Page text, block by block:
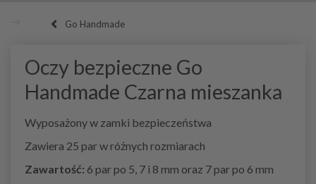
Go Handmade
Oczy bezpieczne Go
Handmade Czarna mieszanka
Wyposażony w zamki bezpieczeństwa
Zawiera 25 par w różnych rozmiarach
Zawartość: 6 par po 5, 7 i 8 mm oraz 7 par po 6 mm